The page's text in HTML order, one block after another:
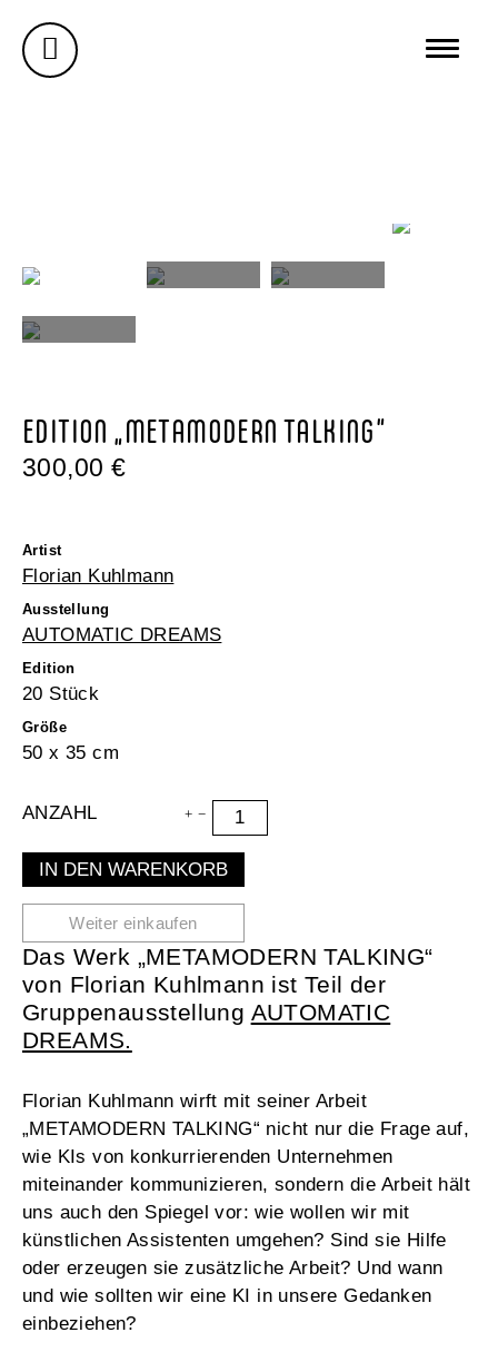
EDITION „METAMODERN TALKING“
300,00 €
Artist
Florian Kuhlmann
Ausstellung
AUTOMATIC DREAMS
Edition
20 Stück
Größe
50 x 35 cm
ANZAHL
IN DEN WARENKORB
Weiter einkaufen
Das Werk „METAMODERN TALKING“
von Florian Kuhlmann ist Teil der
Gruppenausstellung AUTOMATIC
DREAMS.
Florian Kuhlmann wirft mit seiner Arbeit
„METAMODERN TALKING“ nicht nur die Frage auf,
wie KIs von konkurrierenden Unternehmen
miteinander kommunizieren, sondern die Arbeit hält
uns auch den Spiegel vor: wie wollen wir mit
künstlichen Assistenten umgehen? Sind sie Hilfe
oder erzeugen sie zusätzliche Arbeit? Und wann
und wie sollten wir eine KI in unsere Gedanken
einbeziehen?